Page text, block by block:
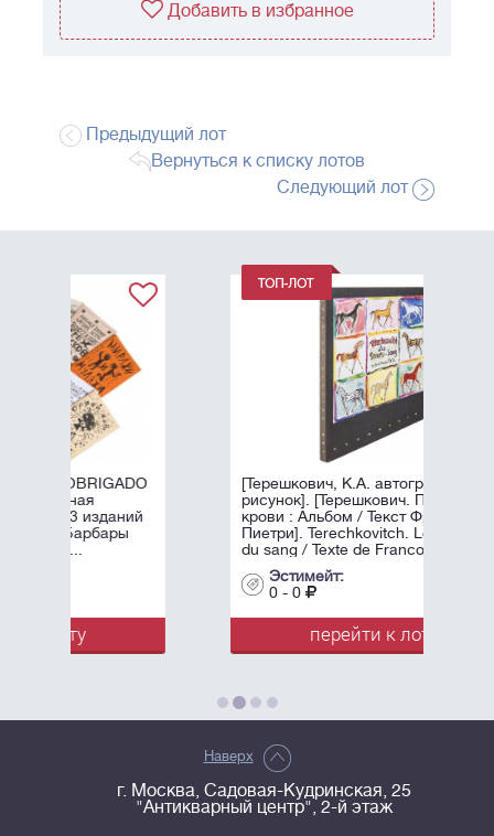
Добавить в избранное
Предыдущий лот
Вернуться к списку лотов
Следующий лот
[Терешкович, К.А. автограф и
рисунок]. [Терешкович. Принцы
крови : Альбом / Текст Франсуа
Пиетри]. Terechkovitch. Les princes
du sang / Texte de Francois Pietri. - ...
перейти к лоту
Наверх
г. Москва, Садовая-Кудринская, 25
"Антикварный центр", 2-й этаж